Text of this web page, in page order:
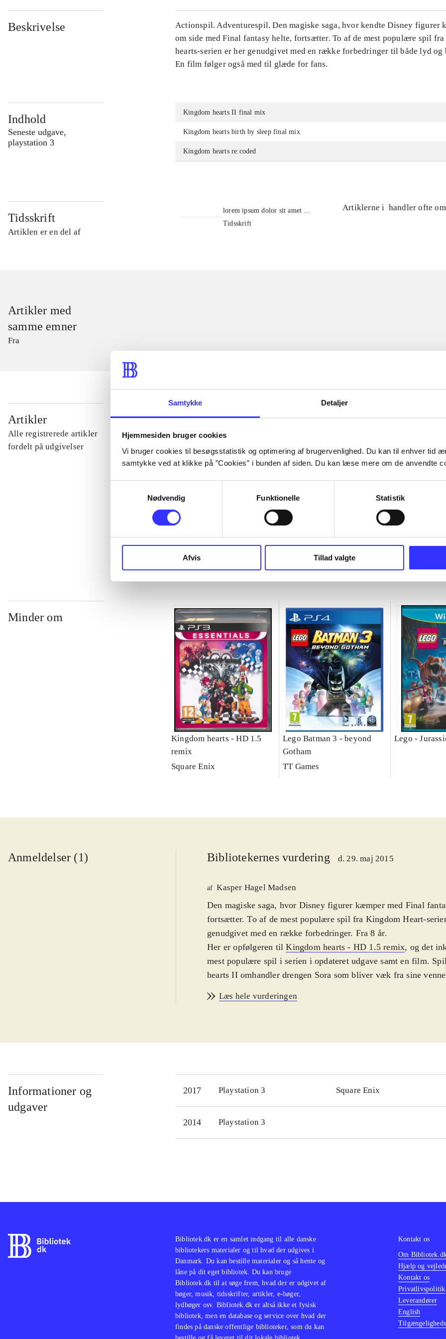
Samtykke Detaljer
Hjemmesiden bruger cookies
Vi bruger cookies til besøgsstatistik og optimering af brugervenlighed. Du kan til enhver tid
samtykke ved at klikke på ”Cookies” i bunden af siden. Du kan læse mere om de anvendte
Nødvendig
Funktionelle Statistik
Afvis Tillad valgte
Beskrivelse
Actionspil. Adventurespil. Den magiske saga, hvor kendte Disney figurer
om side med Final fantasy helte, fortsætter. To af de mest populære spil
hearts-serien er her genudgivet med en række forbedringer til både lyd
En film følger også med til glæde for fans.
Indhold
Seneste udgave,
playstation 3
Kingdom hearts II final mix
Kingdom hearts birth by sleep final mix
Kingdom hearts re:coded
Tidsskrift
Artiklen er en del af
lorem ipsum dolor sit amet ...
Tidsskrift
Artiklerne i handler ofte om
Artikler med
samme emner
Fra
Artikler
Alle registrerede artikler
fordelt på udgivelser
...
Minder om
Kingdom hearts - HD 1.5
remix
Square Enix
Lego Batman 3 - beyond
Gotham
TT Games
Lego -
Anmeldelser (1) Bibliotekernes vurdering d. 29. maj 2015
af Kasper Hagel Madsen
Den magiske saga, hvor Disney figurer kæmper med Final
fortsætter. To af de mest populære spil fra Kingdom Heart-
genudgivet med en række forbedringer. Fra 8 år.
Her er opfølgeren tilKingdom hearts - HD 1.5 remix, og det
mest populære spil i serien i opdateret udgave samt en film.
hearts II omhandler drengen Sora som bliver væk fra sine
Undervejs i spillet møder de andre disney-figurer og personer
med.
billedsiden, hvor b.la. karakterne har fået flere detaljer. Den
underlægningsmusik er blevet remixet og gameplayet har også
der hermed mulighed for at stifte bekendtskab med en populær
Læs hele vurderingen
Informationer og
udgaver
2017 Playstation 3 Square Enix
2014 Playstation 3
Bibliotek.dk er en samlet indgang til alle danske
bibliotekers materialer og til hvad der udgives i
Danmark. Du kan bestille materialer og så hente og
låne på dit eget bibliotek. Du kan bruge
Bibliotek.dk til at søge frem, hvad der er udgivet af
bøger, musik, tidsskrifter, artikler, e-bøger,
lydbøger osv. Bibliotek.dk er altså ikke et fysisk
bibliotek, men en database og service over hvad der
findes på danske offentlige biblioteker, som du kan
Kontakt os
Om
Hjælp og
Kontakt os
Privatlivspolitik
Leverandører
English